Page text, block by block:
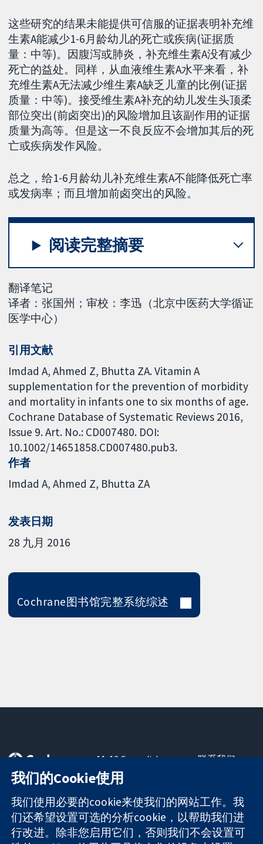
这些研究的结果未能提供可信服的证据表明补充维
生素A能减少1-6月龄幼儿的死亡或疾病(证据质
量：中等)。因腹泻或肺炎，补充维生素A没有减少
死亡的益处。同样，从血液维生素A水平来看，补
充维生素A无法减少维生素A缺乏儿童的比例(证据
质量：中等)。接受维生素A补充的幼儿发生头顶柔
部位突出(前卤突出)的风险增加且该副作用的证据
质量为高等。但是这一不良反应不会增加其后的死
亡或疾病发作风险。
总之，给1-6月龄幼儿补充维生素A不能降低死亡率
或发病率；而且增加前卤突出的风险。
阅读完整摘要
翻译笔记
译者：张国州；审校：李迅（北京中医药大学循证
医学中心）
引用文献
Imdad A, Ahmed Z, Bhutta ZA. Vitamin A
supplementation for the prevention of morbidity
and mortality in infants one to six months of age.
Cochrane Database of Systematic Reviews 2016,
Issue 9. Art. No.: CD007480. DOI:
10.1002/14651858.CD007480.pub3.
作者
Imdad A Ahmed Z Bhutta ZA
发表日期
28 九月 2016
Cochrane图书馆完整系统综述
可信任的证据
知情决定
更完善的医疗健
康
11-13 Cavendish
Square
London
W1G 0AN
United Kingdom
联系我们
关于我们
工作机会
Cochrane
Library
我们的Cookie使用
我们使用必要的cookie来使我们的网站工作。我
们还希望设置可选的分析cookie，以帮助我们进
行改进。除非您启用它们，否则我们不会设置可